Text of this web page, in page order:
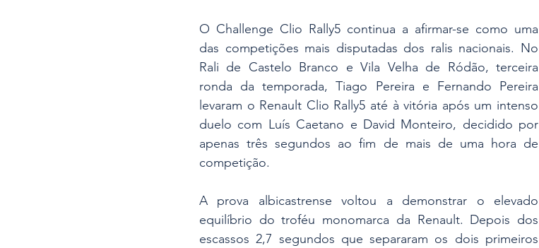
O Challenge Clio Rally5 continua a afirmar-se como uma
das competições mais disputadas dos ralis nacionais. No
Rali de Castelo Branco e Vila Velha de Ródão, terceira
ronda da temporada, Tiago Pereira e Fernando Pereira
levaram o Renault Clio Rally5 até à vitória após um intenso
duelo com Luís Caetano e David Monteiro, decidido por
apenas três segundos ao fim de mais de uma hora de
competição.
A prova albicastrense voltou a demonstrar o elevado
equilíbrio do troféu monomarca da Renault. Depois dos
escassos 2,7 segundos que separaram os dois primeiros